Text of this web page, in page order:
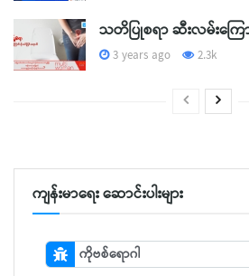
သတိပြုစရာ ဆီးလမ်းကြောင်
3 years ago 2.3k
ကျန်းမာရေး ဆောင်းပါးများ
ကိုဗစ်ရောဂါ